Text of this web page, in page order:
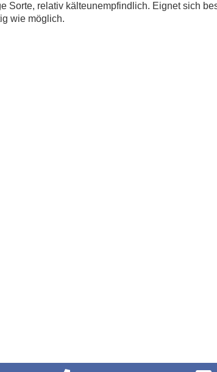
Sorte, relativ kälteunempfindlich. Eignet sich
wie möglich.